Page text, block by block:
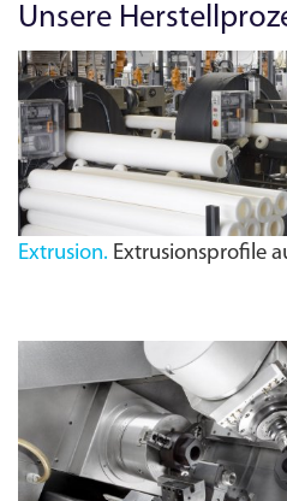
Unsere
Extrusion. Extrusionsprofile